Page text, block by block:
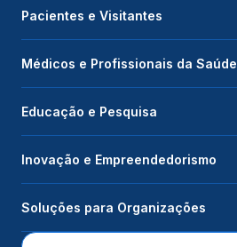
Pacientes e Visitantes
Médicos e Profissionais da Saúde
Educação e Pesquisa
Inovação e Empreendedorismo
Soluções para Organizações